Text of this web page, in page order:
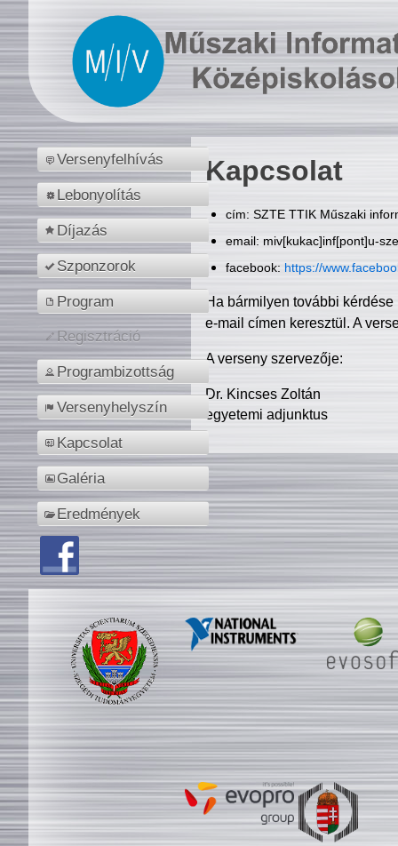
Versenyfelhívás
Lebonyolítás
Díjazás
Szponzorok
Program
Regisztráció
Programbizottság
Versenyhelyszín
Kapcsolat
Galéria
Eredmények
Kapcsolat
cím: SZTE TTIK Műszaki
email: miv[kukac]inf[pont]u-
facebook: https://
Ha bármilyen további
e-mail címen keresztül. A
A verseny szervezője:
Dr. Kincses Zoltán
egyetemi adjunktus